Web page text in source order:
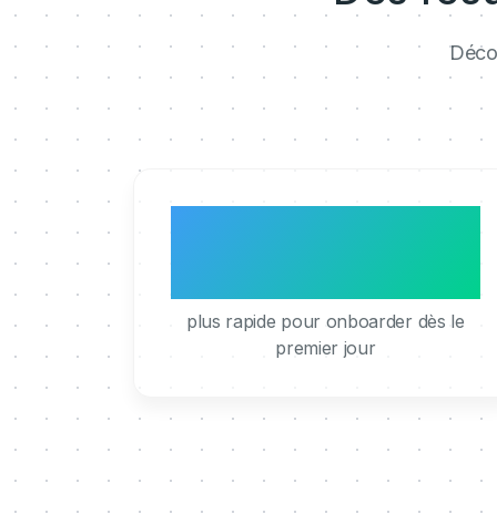
plus rapide pour onboarder dès le
premier jour